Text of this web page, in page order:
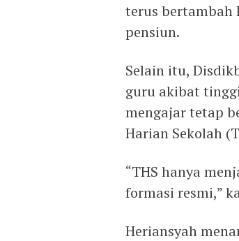
terus bertambah
pensiun.
Selain itu,
guru akibat
mengajar tetap
Harian Sekolah
“THS hanya
formasi resmi,”
Heriansyah